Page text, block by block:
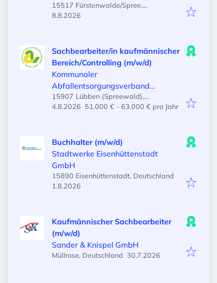
15517 Fürstenwalde/Spree,
Deutschland
Veröffentlicht
8.8.2026
Sachbearbeiter/in kaufmännischer
Bereich/Controlling (m/w/d)
Kommunaler
Abfallentsorgungsverband
Niederlausitz
15907 Lübben (Spreewald),
Deutschland
Veröffentlicht:
4.8.2026 51.000 € - 63.000 € pro Jahr
Buchhalter (m/w/d)
Stadtwerke Eisenhüttenstadt
GmbH
15890 Eisenhüttenstadt, Deutschland
Veröffentlicht
1.8.2026
Kaufmännischer Sachbearbeiter
(m/w/d)
Sander & Knispel GmbH
Müllrose, Deutschland Veröffentlicht
30.7.2026